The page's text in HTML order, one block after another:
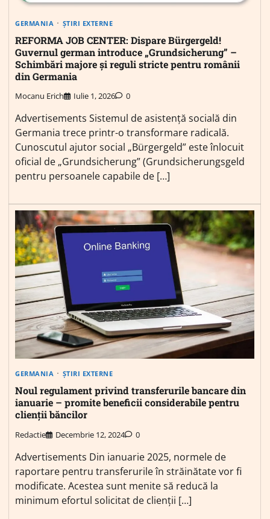
GERMANIA ȘTIRI EXTERNE
REFORMA JOB CENTER: Dispare Bürgergeld!
Guvernul german introduce „Grundsicherung” –
Schimbări majore și reguli stricte pentru românii
din Germania
Mocanu Erich Iulie 1, 2026 0
Advertisements Sistemul de asistență socială din
Germania trece printr-o transformare radicală.
Cunoscutul ajutor social „Bürgergeld” este înlocuit
oficial de „Grundsicherung” (Grundsicherungsgeld
pentru persoanele capabile de […]
GERMANIA ȘTIRI EXTERNE
Noul regulament privind transferurile bancare din
ianuarie – promite beneficii considerabile pentru
clienții băncilor
Redactie Decembrie 12, 2024 0
Advertisements Din ianuarie 2025, normele de
raportare pentru transferurile în străinătate vor fi
modificate. Acestea sunt menite să reducă la
minimum efortul solicitat de clienții […]